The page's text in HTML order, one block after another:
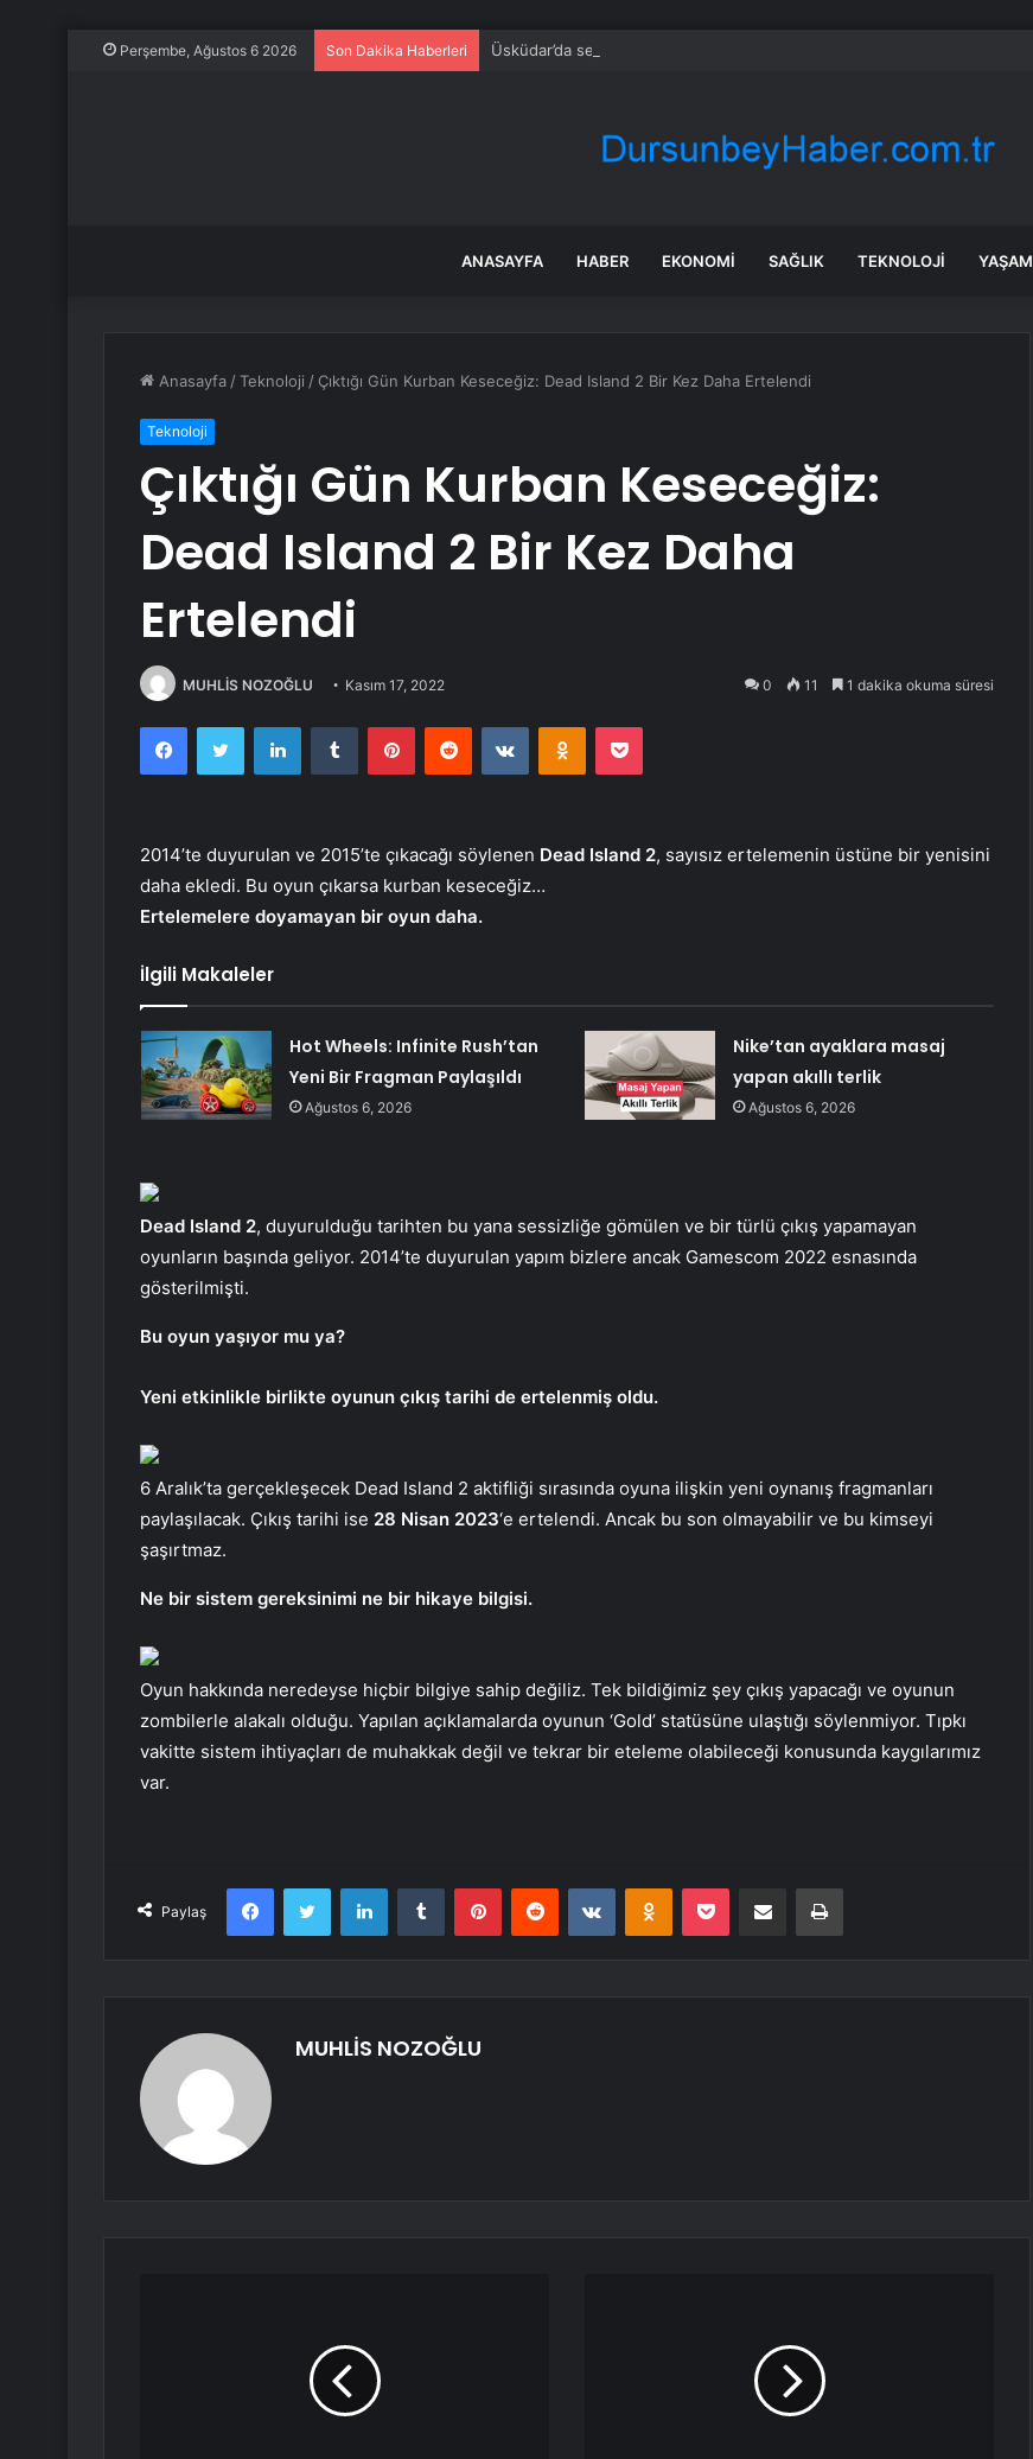
Perşembe, Ağustos 6 2026 Son Dakika Haberleri Üsküdar’da seçimi CHP’nin adayı Sibel Tan Çetinkaya kazandı
ANASAYFA HABER EKONOMI SAĞLIK TEKNOLOJI YAŞAM
Anasayfa /Teknoloji / Çıktığı Gün Kurban Keseceğiz: Dead Island 2 Bir Kez Daha Ertelendi
Teknoloji
Çıktığı Gün Kurban Keseceğiz:
Dead Island 2 Bir Kez Daha
Ertelendi
MUHLİS NOZOĞLU Kasım 17, 2022 0 11 1 dakika okuma süresi
FacebookTwitter LinkedInTumblr PinterestReddit VKontakteOdnoklassniki
Pocket
2014’te duyurulan ve 2015’te çıkacağı söylenen Dead Island 2, sayısız ertelemenin üstüne bir yenisini
daha ekledi. Bu oyun çıkarsa kurban keseceğiz…
Ertelemelere doyamayan bir oyun daha.
İlgili Makaleler
Hot Wheels: Infinite Rush’tan
Yeni Bir Fragman Paylaşıldı
Ağustos 6, 2026
Nike’tan ayaklara masaj
yapan akıllı terlik
Ağustos 6, 2026
Dead Island 2, duyurulduğu tarihten bu yana sessizliğe gömülen ve bir türlü çıkış yapamayan
oyunların başında geliyor. 2014’te duyurulan yapım bizlere ancak Gamescom 2022 esnasında
gösterilmişti.
Bu oyun yaşıyor mu ya?
Yeni etkinlikle birlikte oyunun çıkış tarihi de ertelenmiş oldu.
6 Aralık’ta gerçekleşecek Dead Island 2 aktifliği sırasında oyuna ilişkin yeni oynanış fragmanları
paylaşılacak. Çıkış tarihi ise 28 Nisan 2023‘e ertelendi. Ancak bu son olmayabilir ve bu kimseyi
şaşırtmaz.
Ne bir sistem gereksinimi ne bir hikaye bilgisi.
Oyun hakkında neredeyse hiçbir bilgiye sahip değiliz. Tek bildiğimiz şey çıkış yapacağı ve oyunun
zombilerle alakalı olduğu. Yapılan açıklamalarda oyunun ‘Gold’ statüsüne ulaştığı söylenmiyor. Tıpkı
vakitte sistem ihtiyaçları de muhakkak değil ve tekrar bir eteleme olabileceği konusunda kaygılarımız
var.
Paylaş
FacebookTwitter LinkedInTumblr PinterestReddit VKontakteOdnoklassniki
Pocket E-Posta ile paylaş Yazdır
MUHLİS NOZOĞLU